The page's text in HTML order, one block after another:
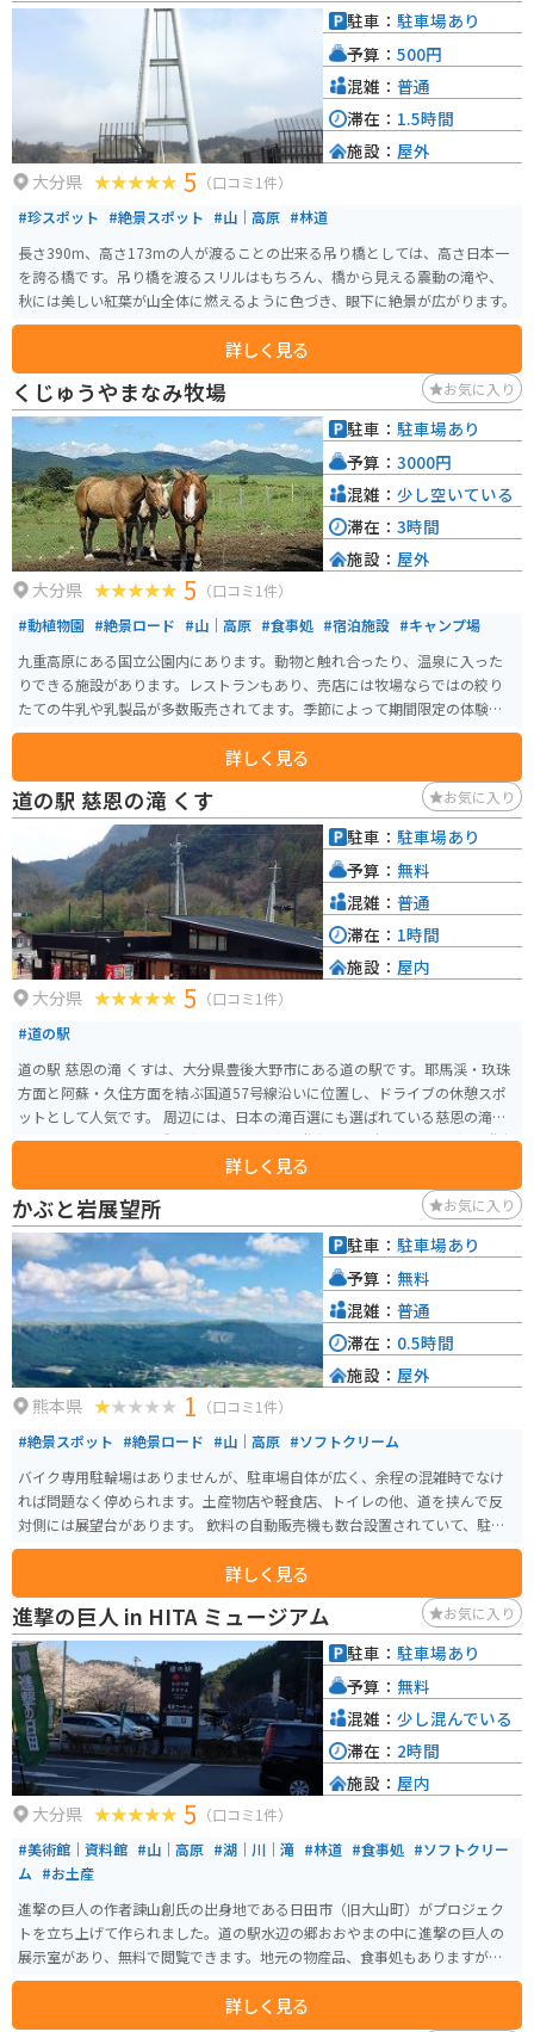
大分県 5 （口コミ1件）
#珍スポット #絶景スポット #山｜高原 #林道
長さ390m、高さ173mの人が渡ることの出来る吊り橋としては、高さ日本一
を誇る橋です。吊り橋を渡るスリルはもちろん、橋から見える震動の滝や、
秋には美しい紅葉が山全体に燃えるように色づき、眼下に絶景が広がります。
詳しく見る
駐車： 駐車場あり
予算： 500円
混雑： 普通
滞在： 1.5時間
施設： 屋外
くじゅうやまなみ牧場 お気に入り
大分県 5 （口コミ1件）
#動植物園 #絶景ロード #山｜高原 #食事処 #宿泊施設 #キャンプ場
九重高原にある国立公園内にあります。動物と触れ合ったり、温泉に入った
りできる施設があります。レストランもあり、売店には牧場ならではの絞り
たての牛乳や乳製品が多数販売されてます。季節によって期間限定の体験が
出来たりとアクティビティも充実してます。
詳しく見る
駐車： 駐車場あり
予算： 3000円
混雑： 少し空いている
滞在： 3時間
施設： 屋外
道の駅 慈恩の滝 くす お気に入り
大分県 5 （口コミ1件）
#道の駅
道の駅 慈恩の滝 くすは、大分県豊後大野市にある道の駅です。耶馬渓・玖珠
方面と阿蘇・久住方面を結ぶ国道57号線沿いに位置し、ドライブの休憩スポ
ットとして人気です。 周辺には、日本の滝百選にも選ばれている慈恩の滝
や、長さ100mの吊り橋を渡るスリル満点な遊歩道「甌穴（おうけつ）群遊歩
道」など、自然を満喫できるスポットが点在しています。 特産品販売所で
は、地元で採れた新鮮な野菜や果物をはじめ、ジビエ料理や、豊後大野市の
ブランド牛「おおいた豊後牛」を使った商品など、お土産に最適なものが販
売されています。また、併設のレストランでは、だんご汁などの郷土料理
や、ソフトクリームなどの軽食も楽しめます。 バイクで訪れる場合、道の駅
には広い駐車場が完備されているので安心して駐車できます。ツーリングの
休憩場所として、ぜひ立ち寄ってみてください。
詳しく見る
駐車： 駐車場あり
予算： 無料
混雑： 普通
滞在： 1時間
施設： 屋内
かぶと岩展望所 お気に入り
熊本県 1 （口コミ1件）
#絶景スポット #絶景ロード #山｜高原 #ソフトクリーム
バイク専用駐輪場はありませんが、駐車場自体が広く、余程の混雑時でなけ
れば問題なく停められます。土産物店や軽食店、トイレの他、道を挟んで反
対側には展望台があります。 飲料の自動販売機も数台設置されていて、駐車
場入口付近の他、土産物店や軽食店の建物付近にも設置されていました。ト
イレは軽食店の店内ではなく、独立しているので、無料で使用できます。 展
望台は、阿蘇の山々や裾野に広がる町並みを一望でき、ベンチに座りながら
景色を楽しむことができます。阿蘇ツーリングでの休憩場所としてオススメ
です。
詳しく見る
駐車： 駐車場あり
予算： 無料
混雑： 普通
滞在： 0.5時間
施設： 屋外
進撃の巨人 in HITA ミュージアム お気に入り
大分県 5 （口コミ1件）
#美術館｜資料館 #山｜高原 #湖｜川｜滝 #林道 #食事処 #ソフトクリー
ム #お土産
進撃の巨人の作者諫山創氏の出身地である日田市（旧大山町）がプロジェク
トを立ち上げて作られました。道の駅水辺の郷おおやまの中に進撃の巨人の
展示室があり、無料で閲覧できます。地元の物産品、食事処もありますが、
作者が働いていた「想夫恋」という焼きそば屋があります。日田市の名物な
詳しく見る
駐車： 駐車場あり
予算： 無料
混雑： 少し混んでいる
滞在： 2時間
施設： 屋内